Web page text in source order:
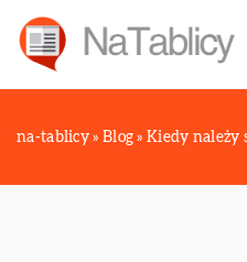
na-tablicy » Blog »Kiedy należy